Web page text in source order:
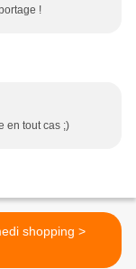
!
en tout cas ;)
Samedi shopping >